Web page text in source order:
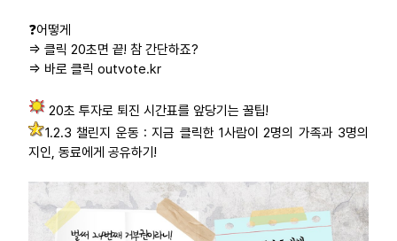
❓어떻게
=> 클릭 20초면 끝! 참 간단하죠?
=> 바로 클릭 outvote.kr
20초 투자로 퇴진 시간표를 앞당기는 꿀팁!
1.2.3 챌린지 운동 : 지금 클릭한 1사람이 2명의 가족과 3명의
지인, 동료에게 공유하기!